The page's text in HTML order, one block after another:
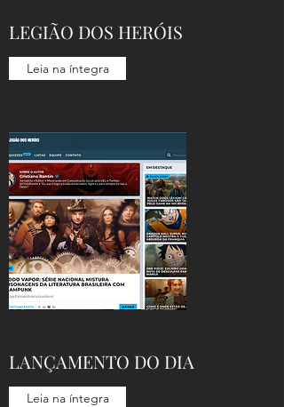
LEGIÃO DOS HERÓIS
Leia na íntegra
LANÇAMENTO DO DIA
Leia na íntegra